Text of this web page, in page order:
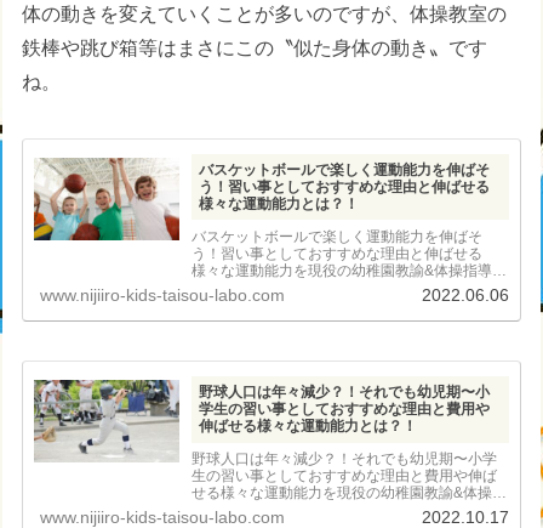
体の動きを変えていくことが多いのですが、体操教室の
鉄棒や跳び箱等はまさにこの〝似た身体の動き〟です
ね。
バスケットボールで楽しく運動能力を伸ばそ
う！習い事としておすすめな理由と伸ばせる
様々な運動能力とは？！
バスケットボールで楽しく運動能力を伸ばそ
う！習い事としておすすめな理由と伸ばせる
様々な運動能力を現役の幼稚園教諭&体操指導者
が徹底解説！
www.nijiiro-kids-taisou-labo.com 2022.06.06
野球人口は年々減少？！それでも幼児期〜小
学生の習い事としておすすめな理由と費用や
伸ばせる様々な運動能力とは？！
野球人口は年々減少？！それでも幼児期〜小学
生の習い事としておすすめな理由と費用や伸ば
せる様々な運動能力を現役の幼稚園教諭&体操指
導者が徹底解説！
www.nijiiro-kids-taisou-labo.com 2022.10.17